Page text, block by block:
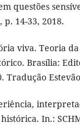
questões
p. 14-33, 2018.
viva. Teoria
Brasília:
Tradução
In.: